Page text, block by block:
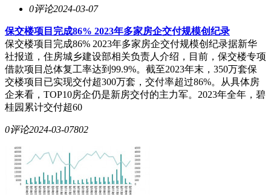
0评论2024-03-07
保交楼项目完成86% 2023年多家房企交付规模创纪录
保交楼项目完成86% 2023年多家房企交付规模创纪录据新华
社报道，住房城乡建设部相关负责人介绍，目前，保交楼专项
借款项目总体复工率达到99.9%。截至2023年末，350万套保
交楼项目已实现交付超300万套，交付率超过86%。从具体房
企来看，TOP10房企仍是新房交付的主力军。2023年全年，碧
桂园累计交付超60
0评论2024-03-07802